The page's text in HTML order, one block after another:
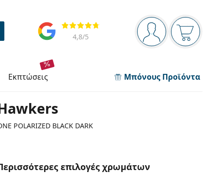
Πίνακας πλοήγησης
Είστε
Το
Αξιολογήσεις
4,8/5
εκπτώσεις Μπόνους Προϊόντα
POLARIZED BLACK DARK
επιλογές χρωμάτων